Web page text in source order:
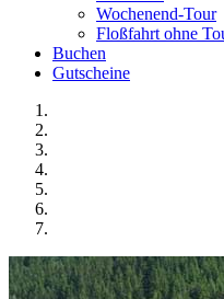
Wochenend-Tour
Floßfahrt ohne
Buchen
Gutscheine